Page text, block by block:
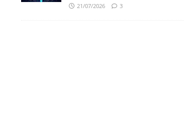
21/07/2026 3